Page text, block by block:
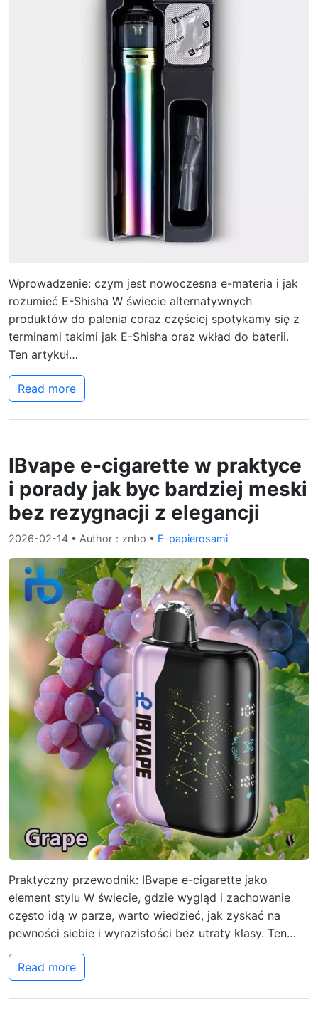
Wprowadzenie: czym jest nowoczesna e-materia i jak
rozumieć E-Shisha W świecie alternatywnych
produktów do palenia coraz częściej spotykamy się z
terminami takimi jak E-Shisha oraz wkład do baterii.
Ten artykuł…
Read more
IBvape e-cigarette w praktyce
i porady jak byc bardziej meski
bez rezygnacji z elegancji
2026-02-14 • Author：znbo • E-papierosami
Praktyczny przewodnik: IBvape e-cigarette jako
element stylu W świecie, gdzie wygląd i zachowanie
często idą w parze, warto wiedzieć, jak zyskać na
pewności siebie i wyrazistości bez utraty klasy. Ten…
Read more